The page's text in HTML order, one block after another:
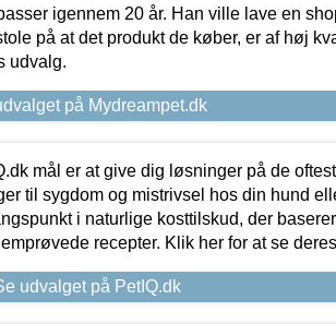
igennem 20 år. Han ville lave en
på at det produkt de køber, er af høj
udvalg.
på Mydreampet.dk
mål er at give dig løsninger på de
til sygdom og mistrivsel hos din hund
i naturlige kosttilskud, der
recepter. Klik her for at se
udvalget på PetIQ.dk